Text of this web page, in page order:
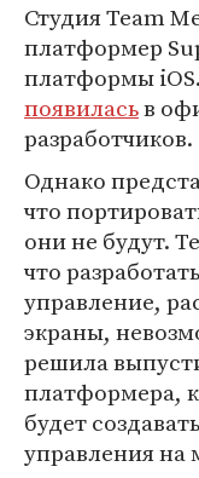
Студия Team
платформер
платформы
появиласьв
разработчиков.
Однако
что
они не будут.
что
управление,
экраны,
решила
платформера,
будет
управления на